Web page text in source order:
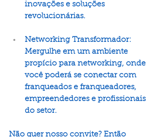
inovações e soluções
revolucionárias.
Networking Transformador:
Mergulhe em um ambiente
propício para networking, onde
você poderá se conectar com
franqueados e franqueadores,
empreendedores e profissionais
do setor.
Não quer nosso convite? Então